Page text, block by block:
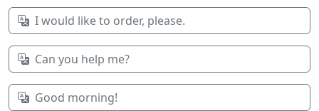
I would like to order, please.
Can you help me?
Good morning!